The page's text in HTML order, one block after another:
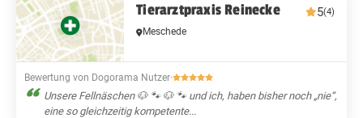
Tierarztpraxis Reinecke 5(4)
Meschede
Bewertung von Dogorama Nutzer·
Unsere Fellnäschen 🐶 🐾 🐶 🐾 und ich, haben bisher noch „nie“,
eine so gleichzeitig kompetente...